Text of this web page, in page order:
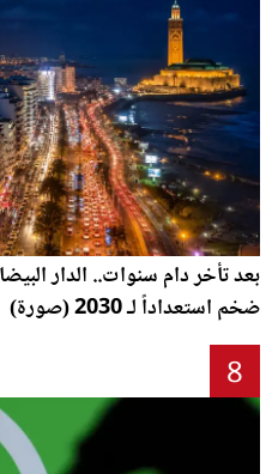
بعد تأخر دام سنوات.. الدار
ضخم استعداداً لـ 2030 (صورة)
8